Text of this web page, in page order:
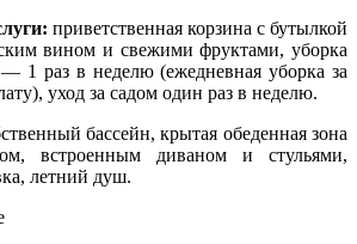
приветственная корзина с бутылкой
вином и свежими фруктами, уборка
1 раз в неделю (ежедневная уборка за
уход за садом один раз в неделю.
бассейн, крытая обеденная зона
встроенным диваном и стульями,
летний душ.